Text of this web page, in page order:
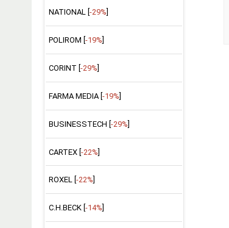
NATIONAL [ -29%
POLIROM [ -19%
CORINT [ -29%
FARMA MEDIA [ -19%
BUSINESSTECH [-29%]
CARTEX [-22%]
ROXEL [ -22%
C.H.BECK [ -14%